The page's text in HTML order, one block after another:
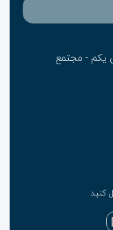
و یا تحویل
یکم - مجتمع
کنید